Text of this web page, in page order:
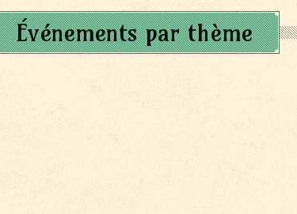
Événements par thème